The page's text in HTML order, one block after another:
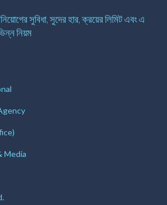
সুবিধা, সুদের হার, ক্রয়ের লিমিট এবং এ
নিয়ম
Media